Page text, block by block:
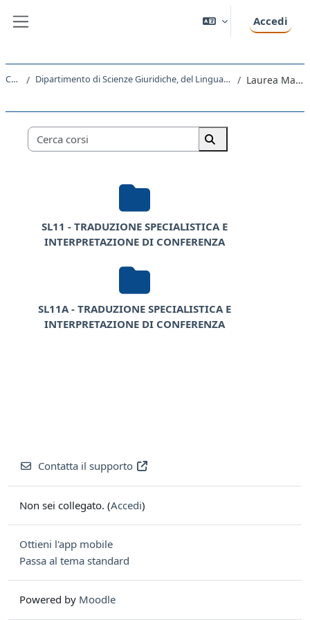
Accedi
Corsi Dipartimento di Scienze Giuridiche, del Linguaggio, dell`Interpretazione e della Traduzione Laurea Magistrale
Categorie di corso
Cerca corsi
Cerca corsi
SL11 - TRADUZIONE SPECIALISTICA E
INTERPRETAZIONE DI CONFERENZA
SL11A - TRADUZIONE SPECIALISTICA E
INTERPRETAZIONE DI CONFERENZA
Contatta il supporto
Non sei collegato. (Accedi)
Ottieni l'app mobile
Passa al tema standard
Powered by Moodle